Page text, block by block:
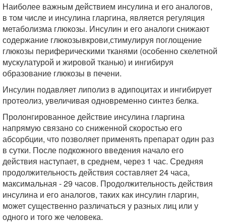
Наиболее важным действием инсулина и его аналогов,
в том числе и инсулина гларгина, является регуляция
метаболизма глюкозы. Инсулин и его аналоги снижают
содержание глюкозывкрови,стимулируя поглощение
глюкозы периферическими тканями (особенно скелетной
мускулатурой и жировой тканью) и ингибируя
образование глюкозы в печени.
Инсулин подавляет липолиз в адипоцитах и ингибирует
протеолиз, увеличивая одновременно синтез белка.
Пролонгированное действие инсулина гларгина
напрямую связано со сниженной скоростью его
абсорбции, что позволяет применять препарат один раз
в сутки. После подкожного введения начало его
действия наступает, в среднем, через 1 час. Средняя
продолжительность действия составляет 24 часа,
максимальная - 29 часов. Продолжительность действия
инсулина и его аналогов, таких как инсулин гларгин,
может существенно различаться у разных лиц или у
одного и того же человека.